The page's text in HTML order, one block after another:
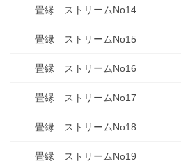
畳縁 ストリームNo14
畳縁 ストリームNo15
畳縁 ストリームNo16
畳縁 ストリームNo17
畳縁 ストリームNo18
畳縁 ストリームNo19